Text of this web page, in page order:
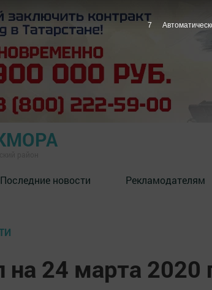
Последние новости Рекламодателям
на 24 марта 2020
6